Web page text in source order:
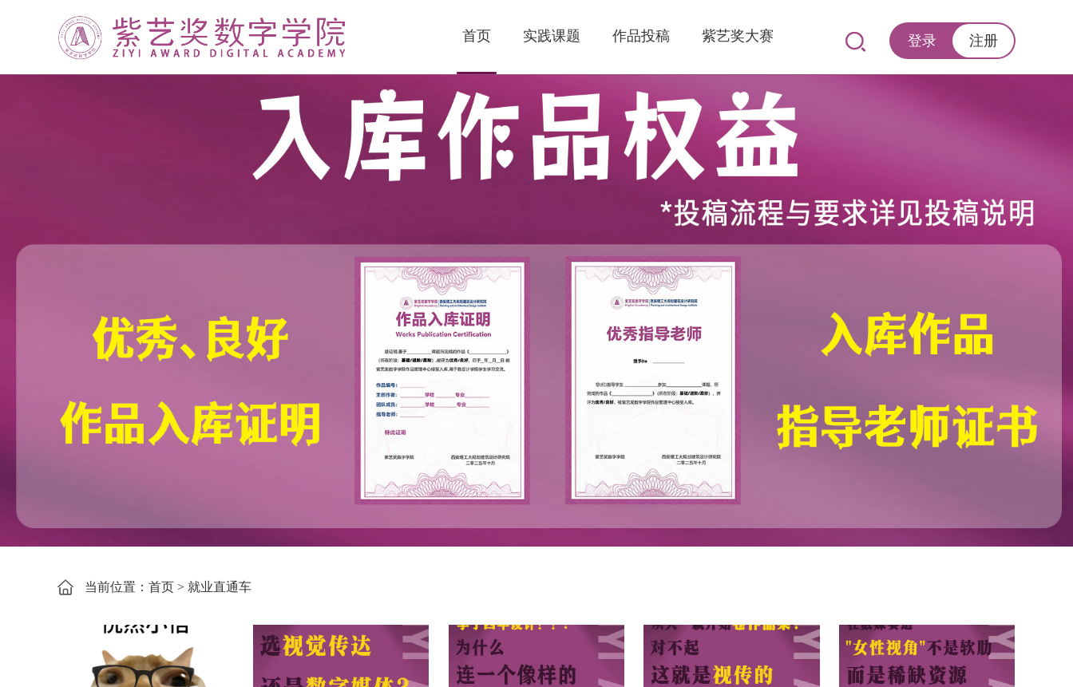
登录 注册
首页 实践课题 作品投稿 紫艺奖大赛
当前位置： 首页 > 就业直通车